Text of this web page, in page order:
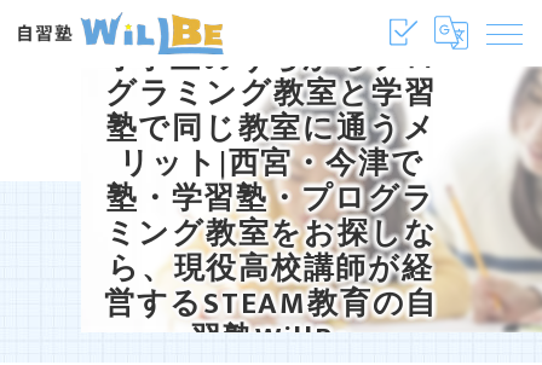
小学生のうちからプロ
グラミング教室と学習
塾で同じ教室に通うメ
リット|西宮・今津で
塾・学習塾・プログラ
ミング教室をお探しな
ら、現役高校講師が経
営するSTEAM教育の自
習塾WillBe